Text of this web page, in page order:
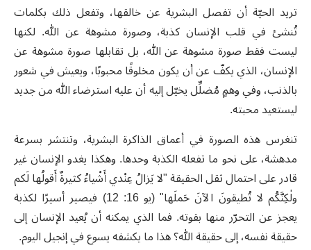
تريد الحيّة أن تفصل البشرية عن خالقها، وتفعل ذلك بكلمات
تُنشئ في قلب الإنسان كذبة، وصورة مشوهة عن الله. لكنها
ليست فقط صورة مشوهة عن الله، بل تقابلها صورة مشوهة عن
الإنسان، الذي يكفّ عن أن يكون مخلوقًا محبوبًا، ويعيش في شعور
بالذنب، وفي وهمٍ مُضلِّل يخيّل إليه أن عليه استرضاء الله من جديد
ليستعيد محبته.
تنغرس هذه الصورة في أعماق الذاكرة البشرية، وتنتشر بسرعة
مدهشة، على نحو ما تفعله الكذبة وحدها. وهكذا يغدو الإنسان غير
قادر على احتمال ثقل الحقيقة "لا يَزالُ عِنْدي أَشْياءُ كثيرةٌ أَقولُها لَكم
ولٰكِنَّكُم لا تُطيقونَ الآنَ حَملَها" (يو 16: 12) فيصير أسيرًا لكذبة
يعجز عن التحرّر منها بقوته. فما الذي يمكنه أن يُعيد الإنسان إلى
حقيقة نفسه، إلى حقيقة الله؟ هذا ما يكشفه يسوع في إنجيل اليوم.